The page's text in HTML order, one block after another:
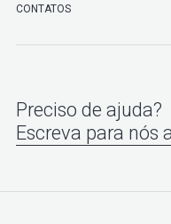
CONTATOS
Preciso de ajuda?
Escreva para nós